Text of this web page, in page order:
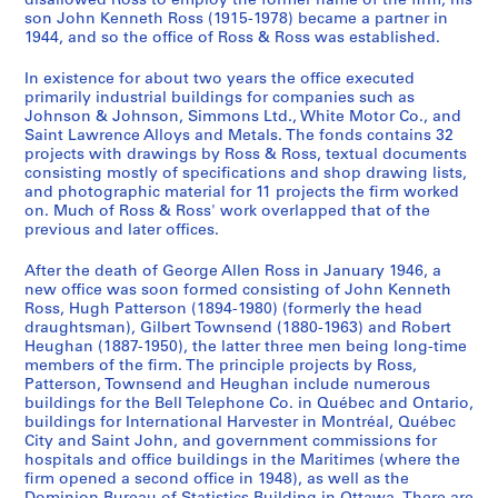
n
1
4
7
a
n
d
1
9
3
]
AP013.S1.D301.SD1
n
1
4
0
a
n
d
1
9
4
]
AP013.S1.D348.SD1
]
AP013.S1.D348.SD4
1
9
4
AP013.S1.D348.SD7
4
4
AP013.S1.D348.SD8
9
4
]
AP013.S1.D348.SD14
1
9
4
AP013.S1.D348.SD15
6
0
AP013.S2.D614
p
p
r
t
[
C
h
o
m
d
y
A
p
a
r
t
m
e
n
t
o
d
m
i
r
a
l
B
a
t
t
y
H
o
t
e
l
,
son John Kenneth Ross (1915-1978) became a partner in
1944, and so the office of Ross & Ross was established.
In existence for about two years the office executed
primarily industrial buildings for companies such as
Johnson & Johnson, Simmons Ltd., White Motor Co., and
Saint Lawrence Alloys and Metals. The fonds contains 32
projects with drawings by Ross & Ross, textual documents
consisting mostly of specifications and shop drawing lists,
and photographic material for 11 projects the firm worked
on. Much of Ross & Ross' work overlapped that of the
previous and later offices.
After the death of George Allen Ross in January 1946, a
new office was soon formed consisting of John Kenneth
Ross, Hugh Patterson (1894-1980) (formerly the head
draughtsman), Gilbert Townsend (1880-1963) and Robert
Heughan (1887-1950), the latter three men being long-time
members of the firm. The principle projects by Ross,
Patterson, Townsend and Heughan include numerous
buildings for the Bell Telephone Co. in Québec and Ontario,
buildings for International Harvester in Montréal, Québec
City and Saint John, and government commissions for
hospitals and office buildings in the Maritimes (where the
firm opened a second office in 1948), as well as the